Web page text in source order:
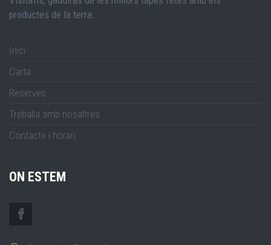
productes de la terra.
Inici
Carta
Reserves
Treballa amb nosaltres
Contacte i horari
ON ESTEM